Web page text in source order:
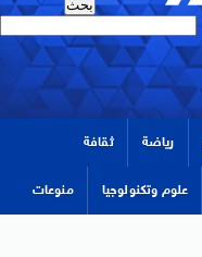
رياضة ثقافة
علوم وتكنولوجيا منوعات